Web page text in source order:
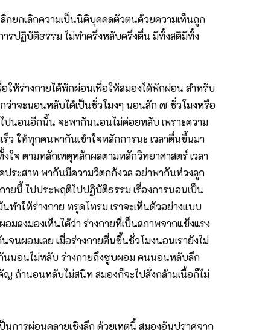
กยกเลิกความเป็นนิติบุคคลตัวตนด้วยความเห็นถูก
รปฏิบัติธรรม ไม่ทำครึ่งหลับครึ่งตื่น มีทั้งสติมีทั้ง
ให้ร่างกายได้พักผ่อนเพื่อให้สมองได้พักผ่อน สำหรับ
าจะนอนหลับได้เป็นชั่วโมงๆ นอนสัก ๗ ชั่วโมงหรือ
ปนอนอีกนั้น จะพากันนอนไม่ค่อยหลับ เพราะความ
ว ให้ทุกคนพากันเข้าใจหลักการนะ เวลาตื่นขึ้นมา
ใจ ตามหลักเหตุหลักผลตามหลักวิทยาศาสตร์ เวลา
ประสาท พากันมีความวิตกกังวล อย่าพากันห่วงลูก
ายนี้ ไปประพฤติไปปฏิบัติธรรม เรื่องการนอนเป็น
ทำให้ร่างกาย ทรุดโทรม เราจะเห็นตัวอย่างแบบ
มลงมองเห็นได้ว่า ร่างกายที่เป็นสภาพจากแข็งแรง
นผอมเลย เมื่อร่างกายตื่นขึ้นชั่วโมงนอนเรายังไม่
นนอนไม่หลับ ร่างกายถึงซูบผอม คนนอนหลับลึก
ถ้านอนหลับไม่สนิท สมองก็จะไปสั่งกล้ามเนื้อก็ไม่
การผ่อนคลายเชิงลึก ด้วยเหตุนี้ สมองอันปราศจาก